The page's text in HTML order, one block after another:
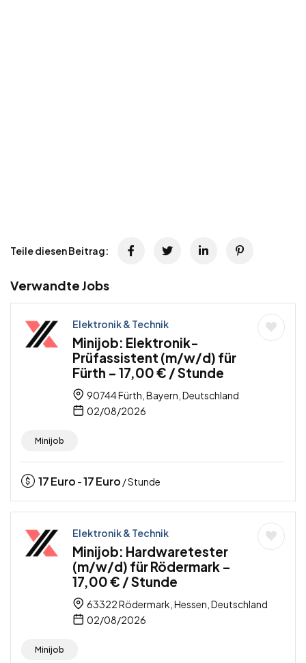
Teile diesen Beitrag:
Verwandte Jobs
Elektronik & Technik
Minijob: Elektronik-
Prüfassistent (m/w/d) für
Fürth – 17,00 € / Stunde
90744 Fürth, Bayern, Deutschland
02/08/2026
Minijob
17Euro -17Euro / Stunde
Elektronik & Technik
Minijob: Hardwaretester
(m/w/d) für Rödermark –
17,00 € / Stunde
63322 Rödermark, Hessen, Deutschland
02/08/2026
Minijob